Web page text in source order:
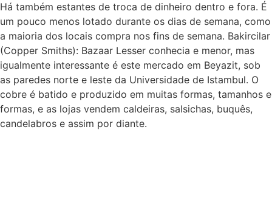
Há também estantes de troca de dinheiro dentro e fora. É
um pouco menos lotado durante os dias de semana, como
a maioria dos locais compra nos fins de semana. Bakircilar
(Copper Smiths): Bazaar Lesser conhecia e menor, mas
igualmente interessante é este mercado em Beyazit, sob
as paredes norte e leste da Universidade de Istambul. O
cobre é batido e produzido em muitas formas, tamanhos e
formas, e as lojas vendem caldeiras, salsichas, buquês,
candelabros e assim por diante.